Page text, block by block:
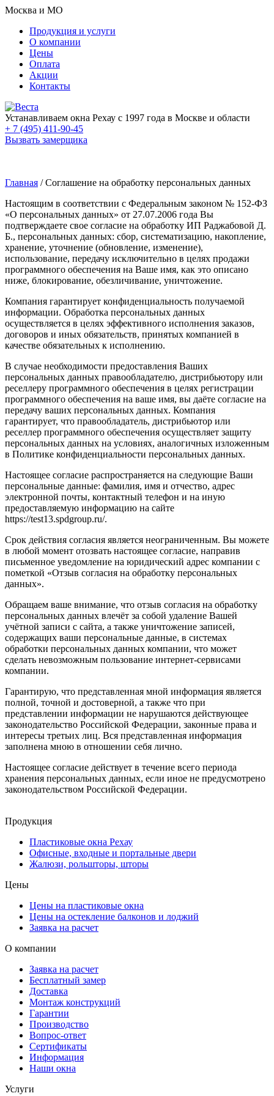
Москва и МО
Продукция и услуги
О компании
Цены
Оплата
Акции
Контакты
Устанавливаем окна Рехау с 1997 года в Москве и области
+ 7 (495) 411-90-45
Вызвать замерщика
Главная /Соглашение на обработку персональных данных
Настоящим в соответствии с Федеральным законом № 152-ФЗ
«О персональных данных» от 27.07.2006 года Вы
подтверждаете свое согласие на обработку ИП Раджабовой Д.
Б., персональных данных: сбор, систематизацию, накопление,
хранение, уточнение (обновление, изменение),
использование, передачу исключительно в целях продажи
программного обеспечения на Ваше имя, как это описано
ниже, блокирование, обезличивание, уничтожение.
Компания гарантирует конфиденциальность получаемой
информации. Обработка персональных данных
осуществляется в целях эффективного исполнения заказов,
договоров и иных обязательств, принятых компанией в
качестве обязательных к исполнению.
В случае необходимости предоставления Ваших
персональных данных правообладателю, дистрибьютору или
реселлеру программного обеспечения в целях регистрации
программного обеспечения на ваше имя, вы даёте согласие на
передачу ваших персональных данных. Компания
гарантирует, что правообладатель, дистрибьютор или
реселлер программного обеспечения осуществляет защиту
персональных данных на условиях, аналогичных изложенным
в Политике конфиденциальности персональных данных.
Настоящее согласие распространяется на следующие Ваши
персональные данные: фамилия, имя и отчество, адрес
электронной почты, контактный телефон и на иную
предоставляемую информацию на сайте
https://test13.spdgroup.ru/.
Срок действия согласия является неограниченным. Вы можете
в любой момент отозвать настоящее согласие, направив
письменное уведомление на юридический адрес компании с
пометкой «Отзыв согласия на обработку персональных
данных».
Обращаем ваше внимание, что отзыв согласия на обработку
персональных данных влечёт за собой удаление Вашей
учётной записи с сайта, а также уничтожение записей,
содержащих ваши персональные данные, в системах
обработки персональных данных компании, что может
сделать невозможным пользование интернет-сервисами
компании.
Гарантирую, что представленная мной информация является
полной, точной и достоверной, а также что при
представлении информации не нарушаются действующее
законодательство Российской Федерации, законные права и
интересы третьих лиц. Вся представленная информация
заполнена мною в отношении себя лично.
Настоящее согласие действует в течение всего периода
хранения персональных данных, если иное не предусмотрено
законодательством Российской Федерации.
Продукция
Пластиковые окна Рехау
Офисные, входные и портальные двери
Жалюзи, рольшторы, шторы
Цены
Цены на пластиковые окна
Цены на остекление балконов и лоджий
Заявка на расчет
О компании
Заявка на расчет
Бесплатный замер
Доставка
Монтаж конструкций
Гарантии
Производство
Вопрос-ответ
Сертификаты
Информация
Наши окна
Услуги